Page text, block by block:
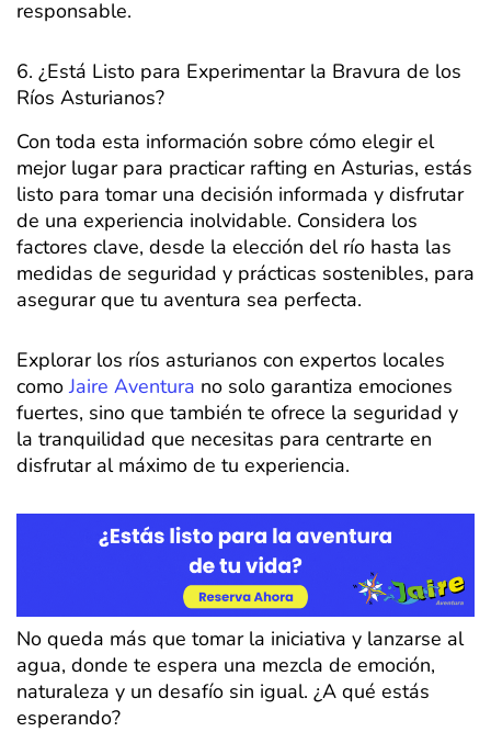
responsable.
6. ¿Está Listo para Experimentar la Bravura de los
Ríos Asturianos?
Con toda esta información sobre cómo elegir el
mejor lugar para practicar rafting en Asturias, estás
listo para tomar una decisión informada y disfrutar
de una experiencia inolvidable. Considera los
factores clave, desde la elección del río hasta las
medidas de seguridad y prácticas sostenibles, para
asegurar que tu aventura sea perfecta.
Explorar los ríos asturianos con expertos locales
comoJaire Aventura no solo garantiza emociones
fuertes, sino que también te ofrece la seguridad y
la tranquilidad que necesitas para centrarte en
disfrutar al máximo de tu experiencia.
No queda más que tomar la iniciativa y lanzarse al
agua, donde te espera una mezcla de emoción,
naturaleza y un desafío sin igual. ¿A qué estás
esperando?